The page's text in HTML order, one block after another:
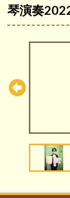
琴演奏